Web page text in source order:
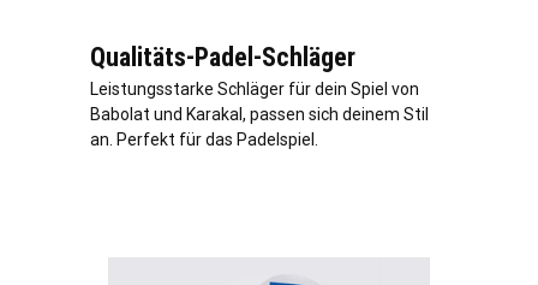
Qualitäts-Padel-Schläger
Leistungsstarke Schläger für dein Spiel von
Babolat und Karakal, passen sich deinem Stil
an. Perfekt für das Padelspiel.